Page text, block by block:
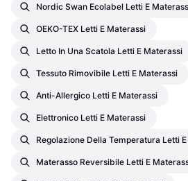
Nordic Swan Ecolabel Letti E
OEKO-TEX Letti E Materassi
Letto In Una Scatola Letti E Materassi
Tessuto Rimovibile Letti E Materassi
Anti-Allergico Letti E Materassi
Elettronico Letti E Materassi
Regolazione Della Temperatura Letti
Materasso Reversibile Letti E